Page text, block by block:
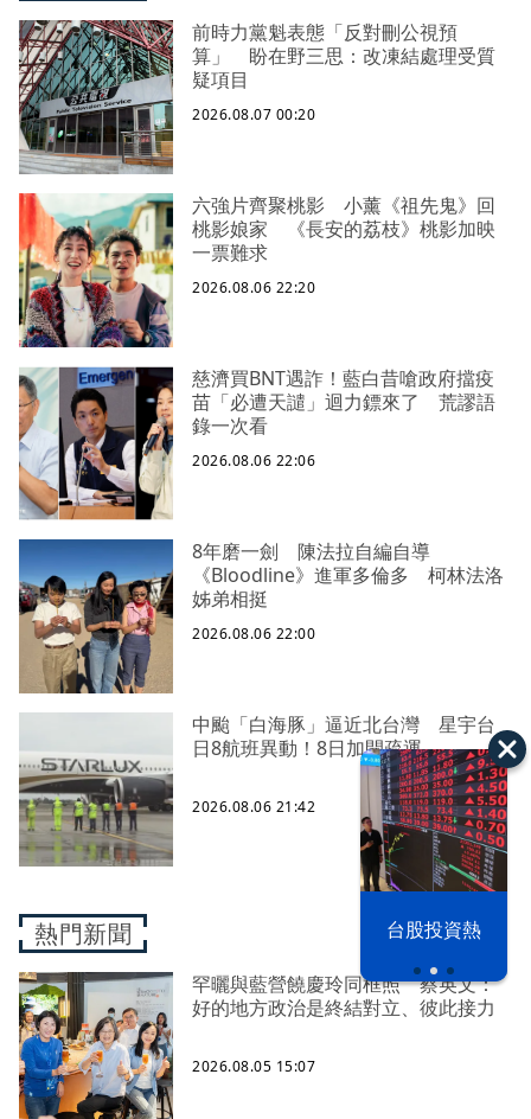
台股投資熱
前時力黨魁表態「反對刪公視預
算」 盼在野三思：改凍結處理受質
疑項目
2026.08.07 00:20
六強片齊聚桃影 小薰《祖先鬼》回
桃影娘家 《長安的荔枝》桃影加映
一票難求
2026.08.06 22:20
慈濟買BNT遇詐！藍白昔嗆政府擋疫
苗「必遭天譴」迴力鏢來了 荒謬語
錄一次看
2026.08.06 22:06
8年磨一劍 陳法拉自編自導
《Bloodline》進軍多倫多 柯林法洛
姊弟相挺
2026.08.06 22:00
中颱「白海豚」逼近北台灣 星宇台
日8航班異動！8日加開疏運
2026.08.06 21:42
熱門新聞
罕曬與藍營饒慶玲同框照 蔡英文：
好的地方政治是終結對立、彼此接力
2026.08.05 15:07